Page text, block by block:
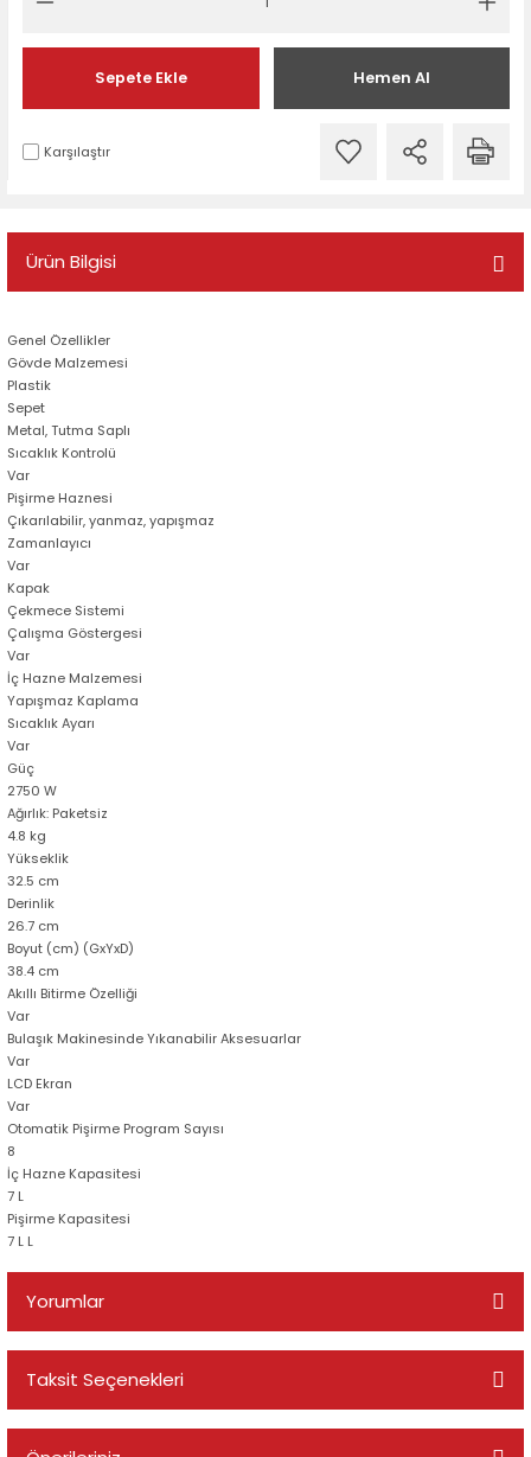
Sepete Ekle Hemen Al
Karşılaştır
Ürün Bilgisi
Genel Özellikler
Gövde Malzemesi
Plastik
Sepet
Metal, Tutma Saplı
Sıcaklık Kontrolü
Var
Pişirme Haznesi
Çıkarılabilir, yanmaz, yapışmaz
Zamanlayıcı
Var
Kapak
Çekmece Sistemi
Çalışma Göstergesi
Var
İç Hazne Malzemesi
Yapışmaz Kaplama
Sıcaklık Ayarı
Var
Güç
2750 W
Ağırlık: Paketsiz
4.8 kg
Yükseklik
32.5 cm
Derinlik
26.7 cm
Boyut (cm) (GxYxD)
38.4 cm
Akıllı Bitirme Özelliği
Var
Bulaşık Makinesinde Yıkanabilir Aksesuarlar
Var
LCD Ekran
Var
Otomatik Pişirme Program Sayısı
8
İç Hazne Kapasitesi
7 L
Pişirme Kapasitesi
7 L L
Yorumlar
Taksit Seçenekleri